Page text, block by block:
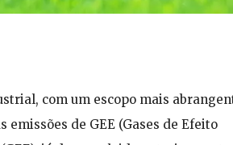
com um escopo mais
de GEE (Gases de Efeito